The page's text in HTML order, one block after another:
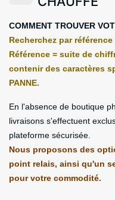
COMMENT TROUVER
Recherchez par
Référence = suite de
contenir des caractères
PANNE.
En l'absence de boutique
livraisons s'effectuent
plateforme sécurisée.
Nous proposons des
point relais, ainsi qu'un
pour votre commodité.